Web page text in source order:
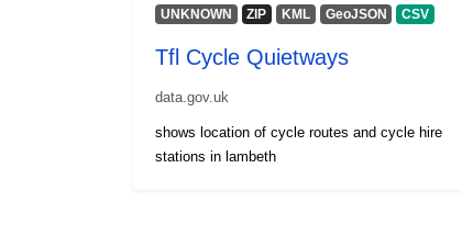
UNKNOWN ZIP KML GeoJSON CSV
Tfl Cycle Quietways
data.gov.uk
shows location of cycle routes and cycle hire
stations in lambeth